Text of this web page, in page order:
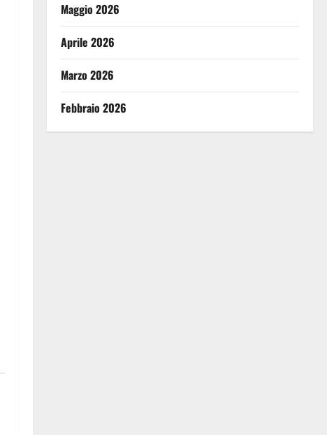
Maggio 2026
Aprile 2026
Marzo 2026
Febbraio 2026